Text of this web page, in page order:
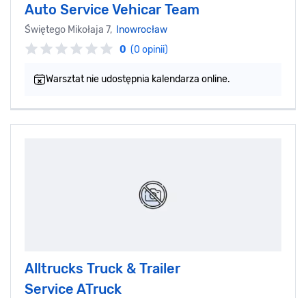
Auto Service Vehicar Team
Świętego Mikołaja 7,
Inowrocław
0 (0 opinii)
Warsztat nie udostępnia kalendarza online.
Alltrucks Truck & Trailer
Service ATruck